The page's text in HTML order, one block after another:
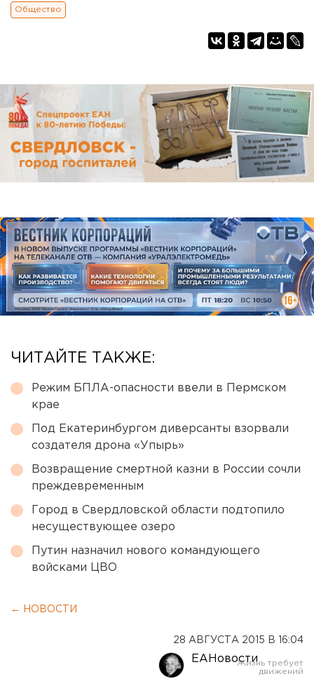
Общество
ЧИТАЙТЕ ТАКЖЕ:
Режим БПЛА-опасности ввели в Пермском
крае
Под Екатеринбургом диверсанты взорвали
создателя дрона «Упырь»
Возвращение смертной казни в России сочли
преждевременным
Город в Свердловской области подтопило
несуществующее озеро
Путин назначил нового командующего
войсками ЦВО
← НОВОСТИ
28 АВГУСТА 2015 В 16:04
ЕАНовости